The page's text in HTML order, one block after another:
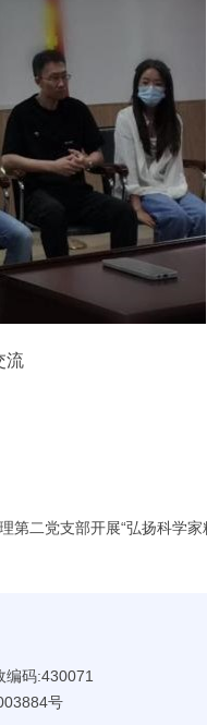
流
第二党支部开展“弘扬科学
编码:430071
号